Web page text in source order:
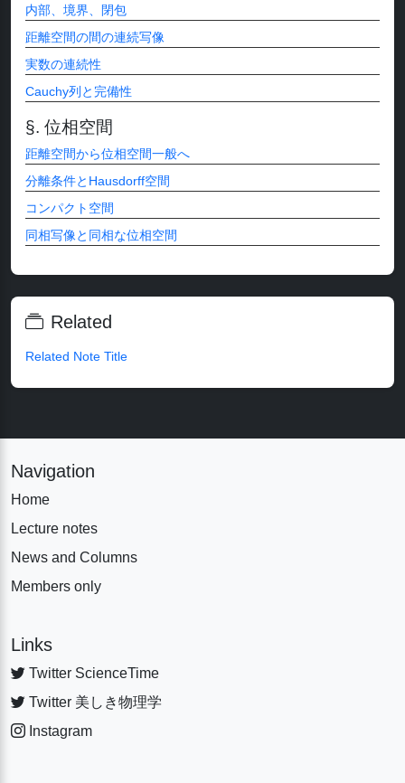
内部、境界、閉包
距離空間の間の連続写像
実数の連続性
Cauchy列と完備性
位相空間
距離空間から位相空間一般へ
分離条件とHausdorff空間
コンパクト空間
同相写像と同相な位相空間
Related
Related Note Title
Navigation
Home
Lecture notes
News and Columns
Members only
Links
Twitter ScienceTime
Twitter 美しき物理学
Instagram